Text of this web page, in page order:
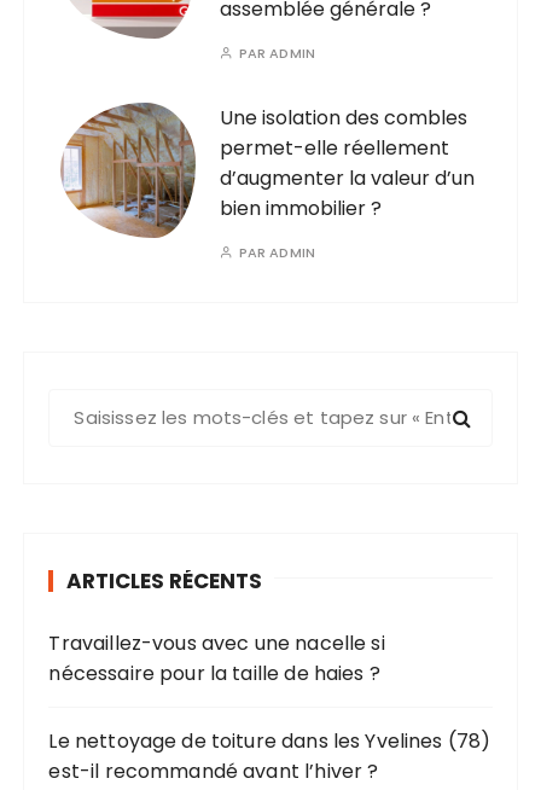
assemblée générale ?
PARADMIN
Une isolation des combles
permet-elle réellement
d’augmenter la valeur d’un
bien immobilier ?
PARADMIN
e
p
u
r
ARTICLES RÉCENTS
Travaillez-vous avec une nacelle si
nécessaire pour la taille de haies ?
Le nettoyage de toiture dans les Yvelines (78)
est-il recommandé avant l’hiver ?